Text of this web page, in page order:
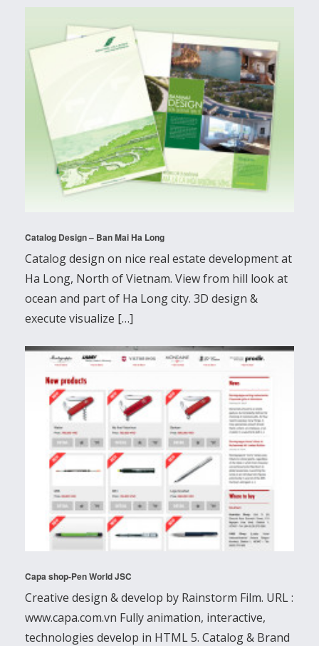
Catalog Design – Ban Mai Ha Long
Catalog design on nice real estate development at
Ha Long, North of Vietnam. View from hill look at
ocean and part of Ha Long city. 3D design &
execute visualize […]
Capa shop-Pen World JSC
Creative design & develop by Rainstorm Film. URL :
www.capa.com.vn Fully animation, interactive,
technologies develop in HTML 5. Catalog & Brand